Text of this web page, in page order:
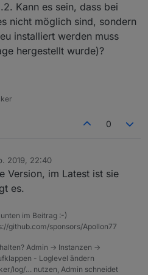
Kann es sein, dass bei
nicht möglich sind, sondern
installiert werden muss
hergestellt wurde)?
0
2019, 22:40
Version, im Latest ist sie
es.
im Beitrag :-)
github.com/sponsors/Apollon77
Admin -> Instanzen ->
- Loglevel ändern
log/… nutzen, Admin schneidet